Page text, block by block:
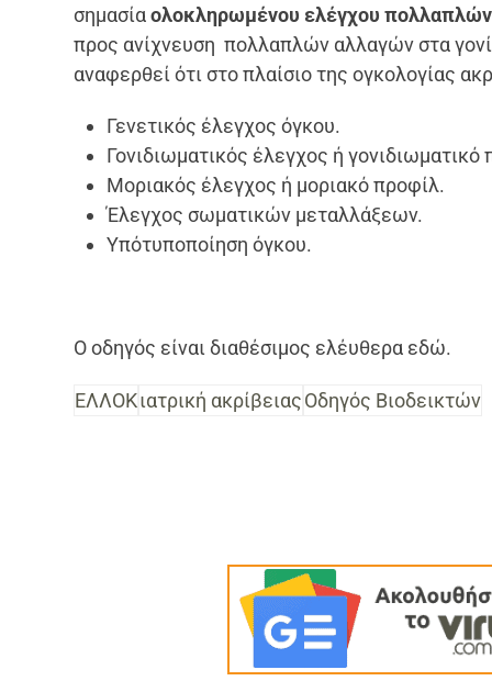
σημασίαολοκληρωμένου ελέγχου
προς ανίχνευση πολλαπλών αλλαγών στα
αναφερθεί ότι στο πλαίσιο της ογκολογίας
Γενετικός έλεγχος όγκου.
Γονιδιωματικός έλεγχος ή γονιδιωματικό
Μοριακός έλεγχος ή μοριακό προφίλ.
Έλεγχος σωματικών μεταλλάξεων.
Υπότυποποίηση όγκου.
Ο οδηγός είναι διαθέσιμος ελέυθερα εδώ.
ΕΛΛΟΚιατρική ακρίβειαςΟδηγός Βιοδεικτών